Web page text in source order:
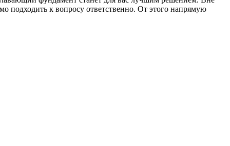
подходить к вопросу ответственно. От этого напрямую